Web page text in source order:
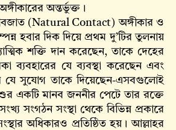
অন্তর্ভুক্ত।
(Natural Contact) অঙ্গীকার ও
হবার দিক দিয়ে প্রথম দু’টির তুলনায়
শক্তি দান করেছেন, তাকে দেহের
ব্যবহারের যে ব্যবস্থা করেছেন এবং
যে সুযোগ তাকে দিয়েছেন-এসবগুলোই
একটি মানব জননীর পেটে তার রক্তে
সংগঠন সংস্থা থেকে বিভিন্ন প্রকারে
অধিকারও প্রতিষ্ঠিত হয়। আল্লাহর